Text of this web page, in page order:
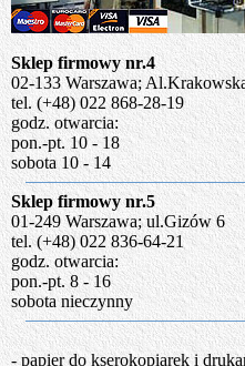
Sklep firmowy nr.4
02-133 Warszawa;
tel. (+48) 022 868-28-19
godz. otwarcia:
pon.-pt. 10 - 18
sobota 10 - 14
Sklep firmowy nr.5
01-249 Warszawa; ul.Gizów 6
tel. (+48) 022 836-64-21
godz. otwarcia:
pon.-pt. 8 - 16
sobota nieczynny
- papier do kserokopiarek i